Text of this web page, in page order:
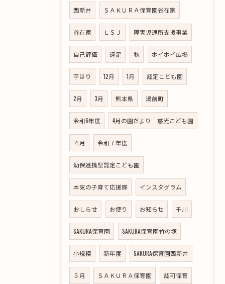
西新井 ＳＡＫＵＲＡ保育園谷在家
谷在家 ＬＳＪ 障害児通所支援事業
自己評価 遠足 秋 ホイホイ広場
芋ほり 12月 1月 認定こども園
2月 3月 熊本県 湯前町
令和6年度 4月の園だより 慈光こども園
４月 令和７年度
幼保連携型認定こども園
本気の子育て応援隊 インスタグラム
おしらせ お便り お知らせ 千川
SAKURA保育園 SAKURA保育園竹の塚
小規模 新年度 SAKURA保育園西新井
５月 ＳＡＫＵＲＡ保育園 認可保育